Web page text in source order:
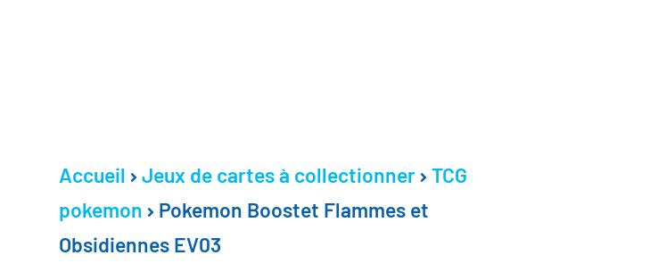
Accueil Jeux de cartes à collectionner
TCG
pokemon
Pokemon Boostet Flammes et
Obsidiennes EV03